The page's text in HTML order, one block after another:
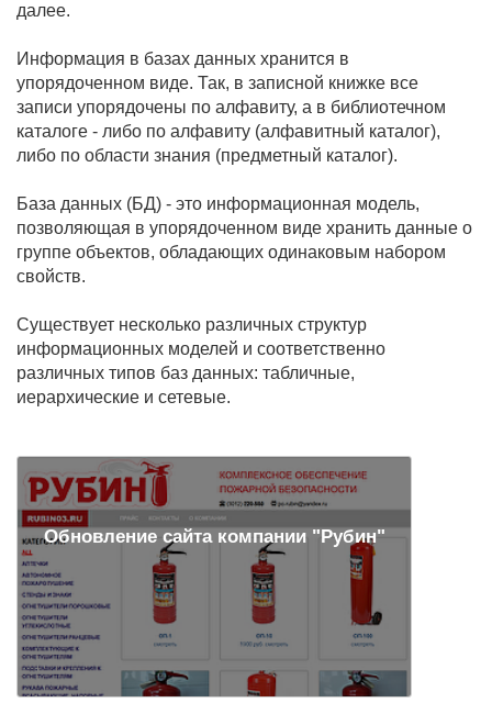
далее.
Информация в базах данных хранится в
упорядоченном виде. Так, в записной книжке все
записи упорядочены по алфавиту, а в библиотечном
каталоге - либо по алфавиту (алфавитный каталог),
либо по области знания (предметный каталог).
База данных (БД) - это информационная модель,
позволяющая в упорядоченном виде хранить данные о
группе объектов, обладающих одинаковым набором
свойств.
Существует несколько различных структур
информационных моделей и соответственно
различных типов баз данных: табличные,
иерархические и сетевые.
Обновление сайта компании "Рубин"